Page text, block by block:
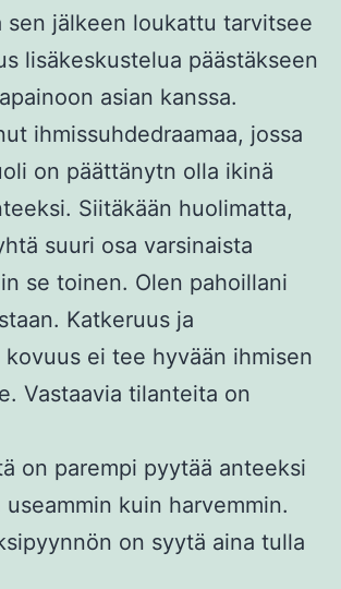
sen jälkeen loukattu tarvitsee
lisäkeskustelua päästäkseen
asian kanssa.
ihmissuhdedraamaa, jossa
on päättänytn olla ikinä
Siitäkään huolimatta,
suuri osa varsinaista
se toinen. Olen pahoillani
Katkeruus ja
kovuus ei tee hyvään ihmisen
Vastaavia tilanteita on
on parempi pyytää anteeksi
kuin harvemmin.
on syytä aina tulla